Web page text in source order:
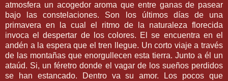
atmosfera un acogedor aroma que entre ganas de pasear
bajo las constelaciones. Son los últimos días de una
primavera en la cual el ritmo de la naturaleza florecida
invoca el despertar de los colores. El se encuentra en el
andén a la espera que el tren llegue. Un corto viaje a través
de las montañas que enorgullecen esta tierra. Junto a él un
ataúd. Si, un féretro donde el vagar de los sueños perdidos
se han estancado. Dentro va su amor. Los pocos que